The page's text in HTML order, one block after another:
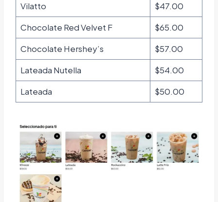
Vilatto
$47.00
Chocolate Red Velvet F
$65.00
Chocolate Hershey’s
$57.00
Lateada Nutella
$54.00
Lateada
$50.00